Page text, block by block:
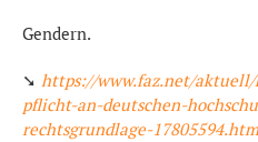
Gendern.
➘ https://www.faz.net/
pflicht-an-deutschen-
rechtsgrundlage-17805594.htm